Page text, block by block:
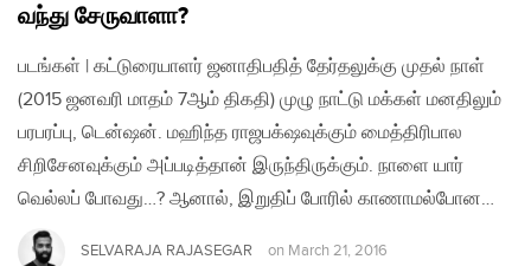
வந்து சேருவாளா?
படங்கள் | கட்டுரையாளர் ஜனாதிபதித் தேர்தலுக்கு முதல் நாள்
(2015 ஜனவரி மாதம் 7ஆம் திகதி) முழு நாட்டு மக்கள் மனதிலும்
பரபரப்பு, டென்ஷன். மஹிந்த ராஜபக்‌ஷவுக்கும் மைத்திரிபால
சிறிசேனவுக்கும் அப்படித்தான் இருந்திருக்கும். நாளை யார்
வெல்லப் போவது…? ஆனால், இறுதிப் போரில் காணாமல்போன…
SELVARAJA RAJASEGAR on March 21, 2016